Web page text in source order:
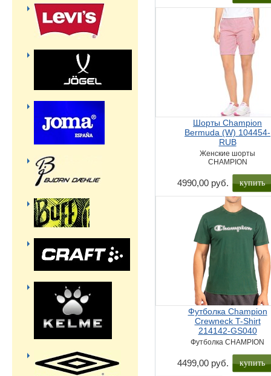
Шорты Champion
Bermuda (W) 104454-
RUB
Женские шорты
CHAMPION
4990,00 руб. купить
Футболка Champion
Crewneck T-Shirt
214142-GS040
Футболка CHAMPION
4499,00 руб. купить